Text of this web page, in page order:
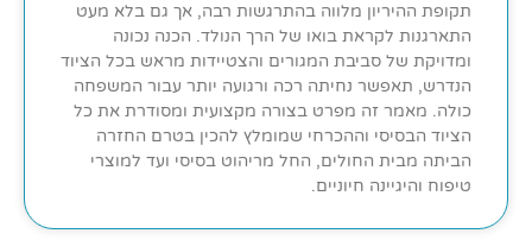
תקופת ההיריון מלווה בהתרגשות רבה, אך גם בלא מעט
התארגנות לקראת בואו של הרך הנולד. הכנה נכונה
ומדויקת של סביבת המגורים והצטיידות מראש בכל הציוד
הנדרש, תאפשר נחיתה רכה ורגועה יותר עבור המשפחה
כולה. מאמר זה מפרט בצורה מקצועית ומסודרת את כל
הציוד הבסיסי וההכרחי שמומלץ להכין בטרם החזרה
הביתה מבית החולים, החל מריהוט בסיסי ועד למוצרי
טיפוח והיגיינה חיוניים.